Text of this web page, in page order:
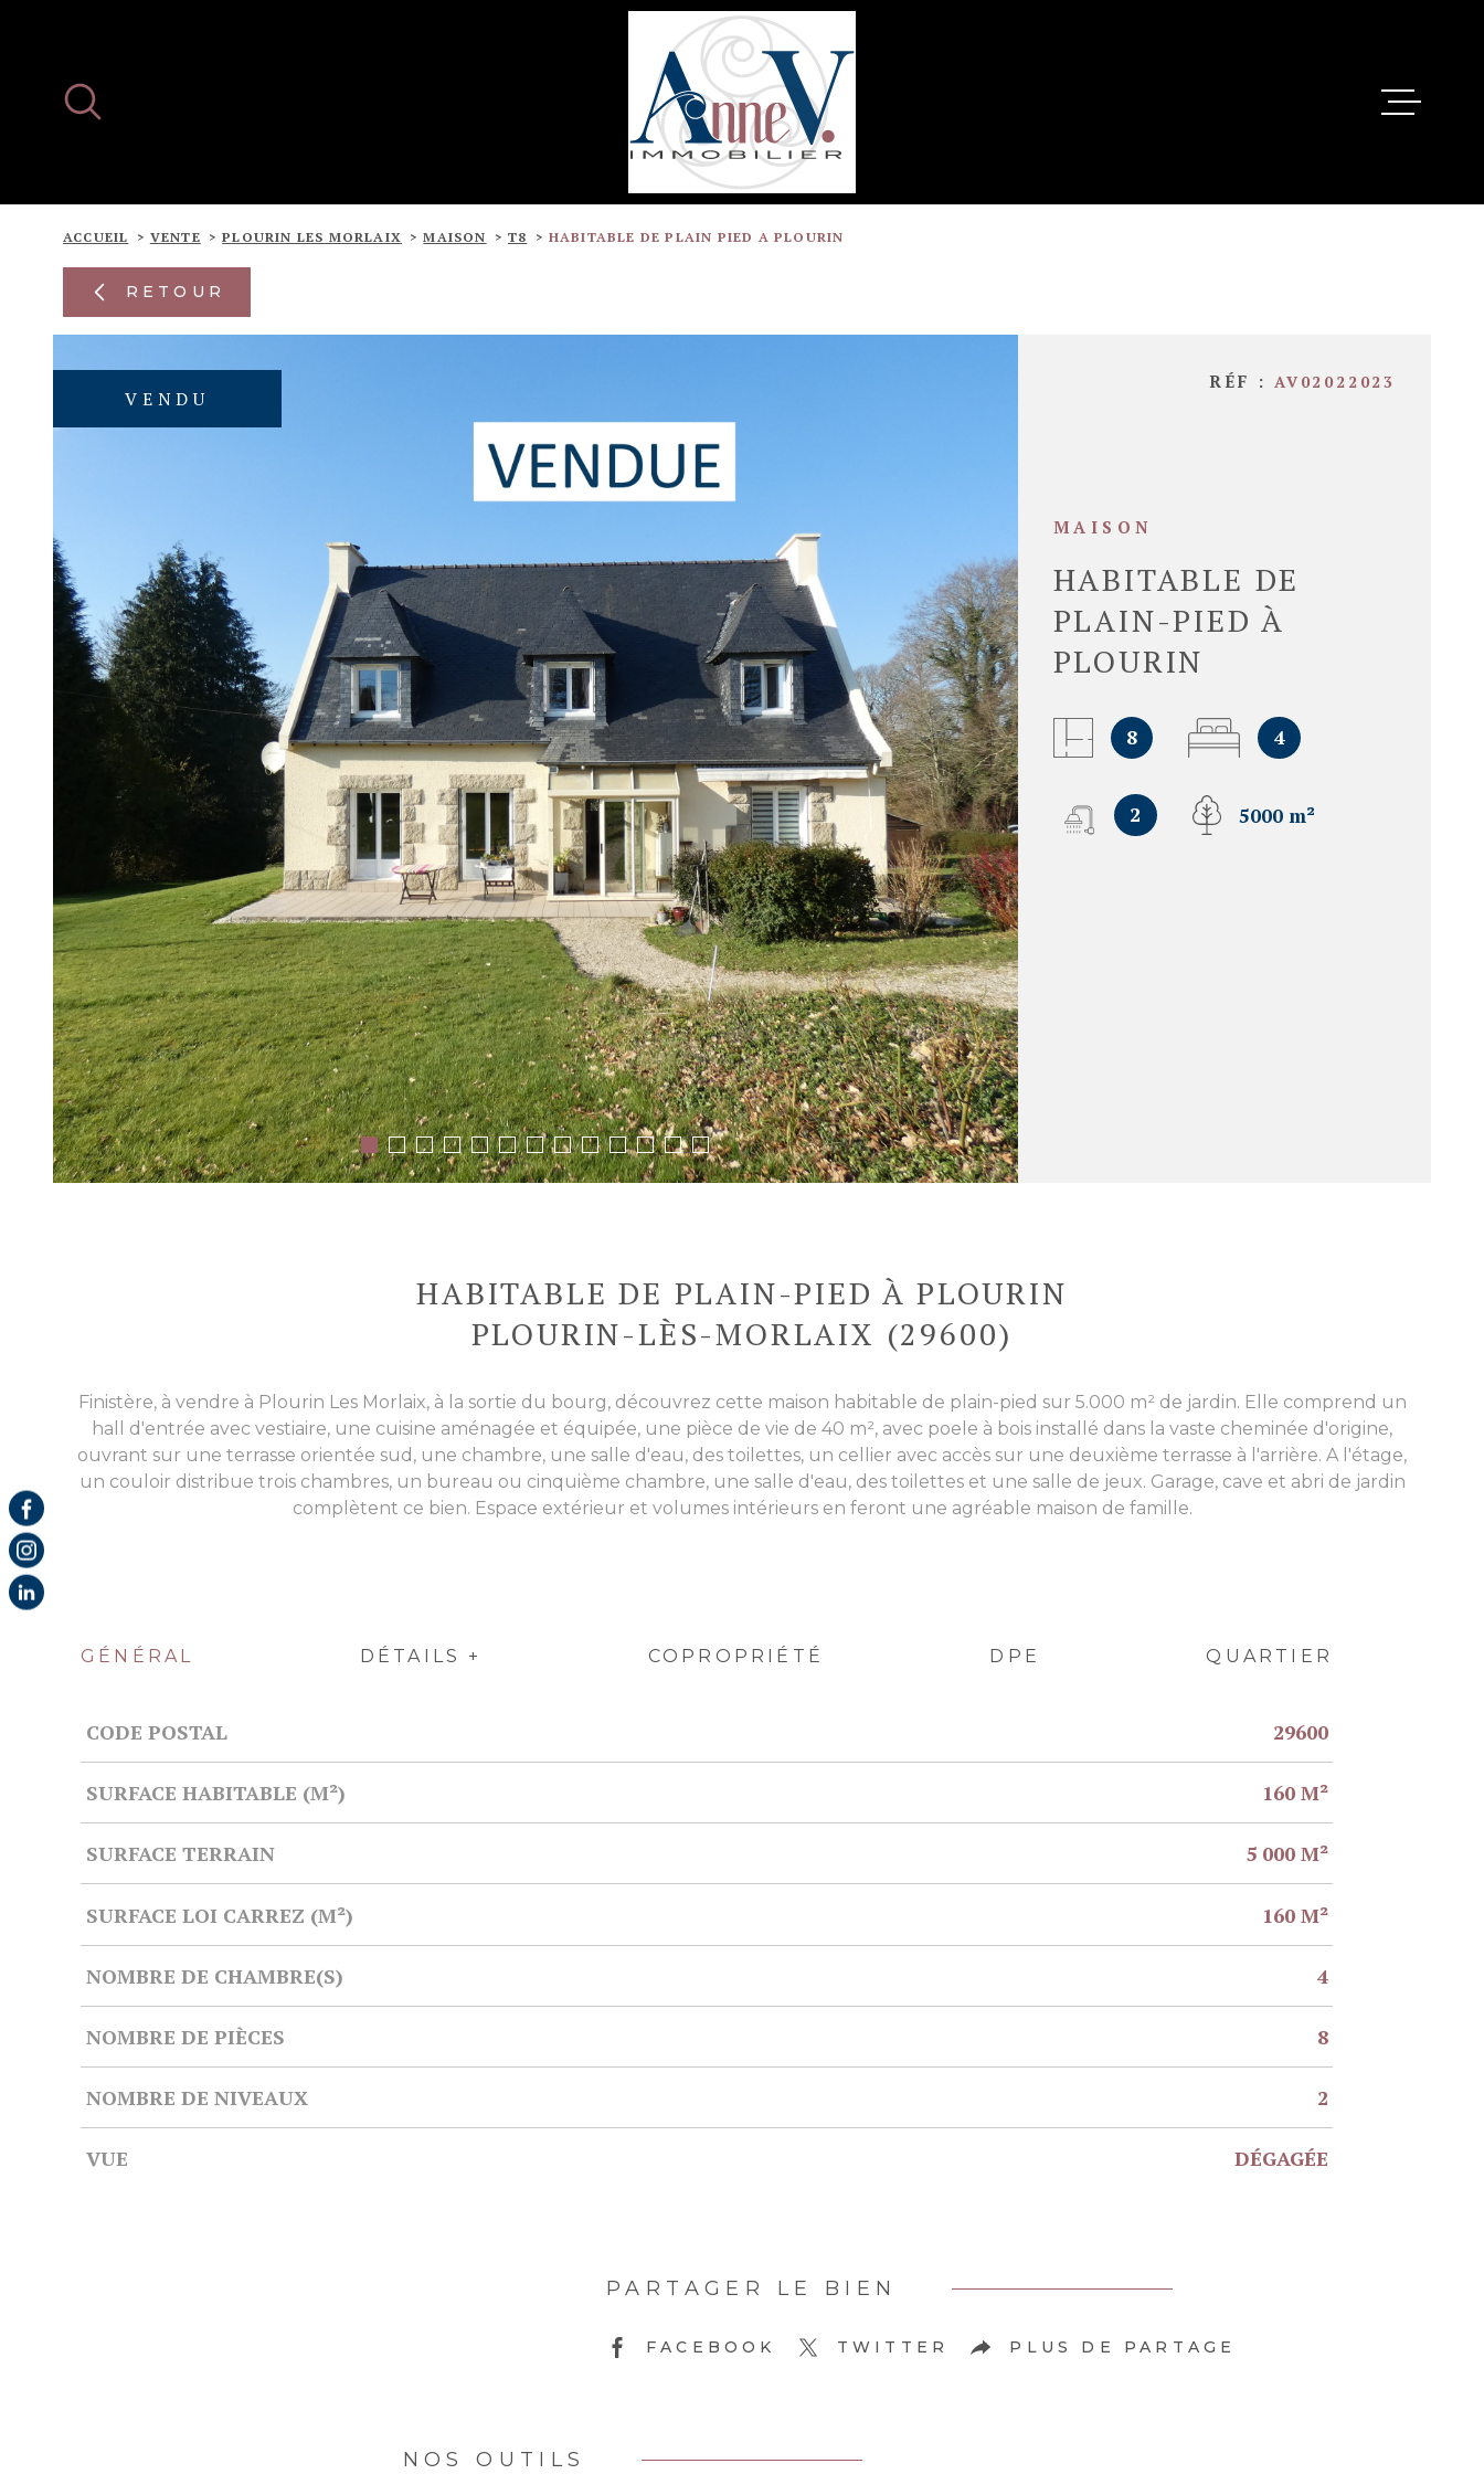
recherche
principal
ACHETER
CONTACT
ACCUEIL VENTE PLOURIN LES MORLAIX MAISON T8 HABITABLE DE PLAIN PIED A PLOURIN
RETOUR
VENDU
RÉF : AV02022023
MAISON
HABITABLE DE
PLAIN-PIED À
PLOURIN
8 4
2 5000 m²
HABITABLE DE PLAIN-PIED À PLOURIN
PLOURIN-LÈS-MORLAIX (29600)
Finistère, à vendre à Plourin Les Morlaix, à la sortie du bourg, découvrez cette maison habitable de plain-pied sur 5.000 m² de jardin. Elle comprend un
hall d'entrée avec vestiaire, une cuisine aménagée et équipée, une pièce de vie de 40 m², avec poele à bois installé dans la vaste cheminée d'origine,
ouvrant sur une terrasse orientée sud, une chambre, une salle d'eau, des toilettes, un cellier avec accès sur une deuxième terrasse à l'arrière. A l'étage,
un couloir distribue trois chambres, un bureau ou cinquième chambre, une salle d'eau, des toilettes et une salle de jeux. Garage, cave et abri de jardin
complètent ce bien. Espace extérieur et volumes intérieurs en feront une agréable maison de famille.
GÉNÉRAL DÉTAILS + COPROPRIÉTÉ DPE QUARTIER
Caractérisque Valeurs
CODE POSTAL 29600
SURFACE HABITABLE (M²) 160 M²
SURFACE TERRAIN 5 000 M²
SURFACE LOI CARREZ (M²) 160 M²
NOMBRE DE CHAMBRE(S) 4
NOMBRE DE PIÈCES 8
NOMBRE DE NIVEAUX 2
VUE DÉGAGÉE
PARTAGER LE BIEN
FACEBOOK TWITTER PLUS DE PARTAGE
NOS OUTILS